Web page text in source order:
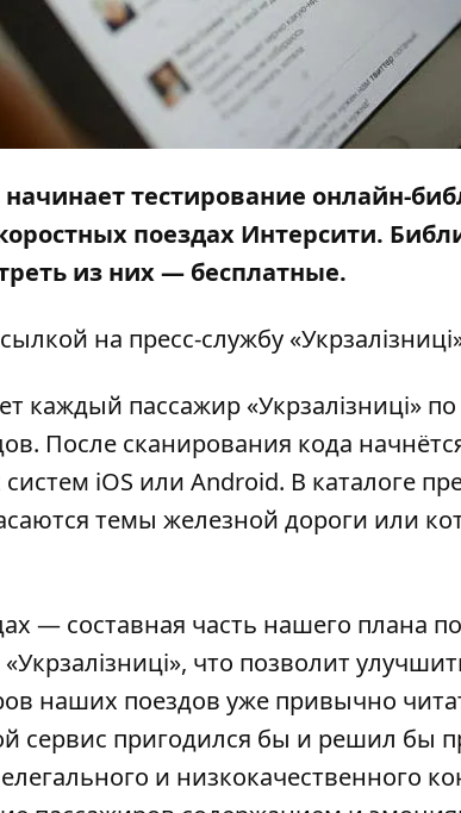
тестирование онлайн-
поездах Интерсити.
из них — бесплатные.
на пресс-службу
каждый пассажир «Укрзалізниці»
После сканирования кода
iOS или Android. В каталоге
темы железной дороги или
— составная часть нашего плана
что позволит
наших поездов уже привычно
сервис пригодился бы и решил бы
и низкокачественного